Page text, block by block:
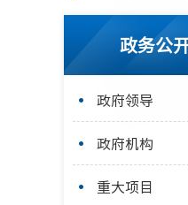
政务公
政府领导
政府机构
重大项目